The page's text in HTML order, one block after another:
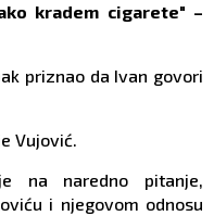
kradem cigarete" –
priznao da Ivan govori
Vujović.
na naredno pitanje,
i njegovom odnosu